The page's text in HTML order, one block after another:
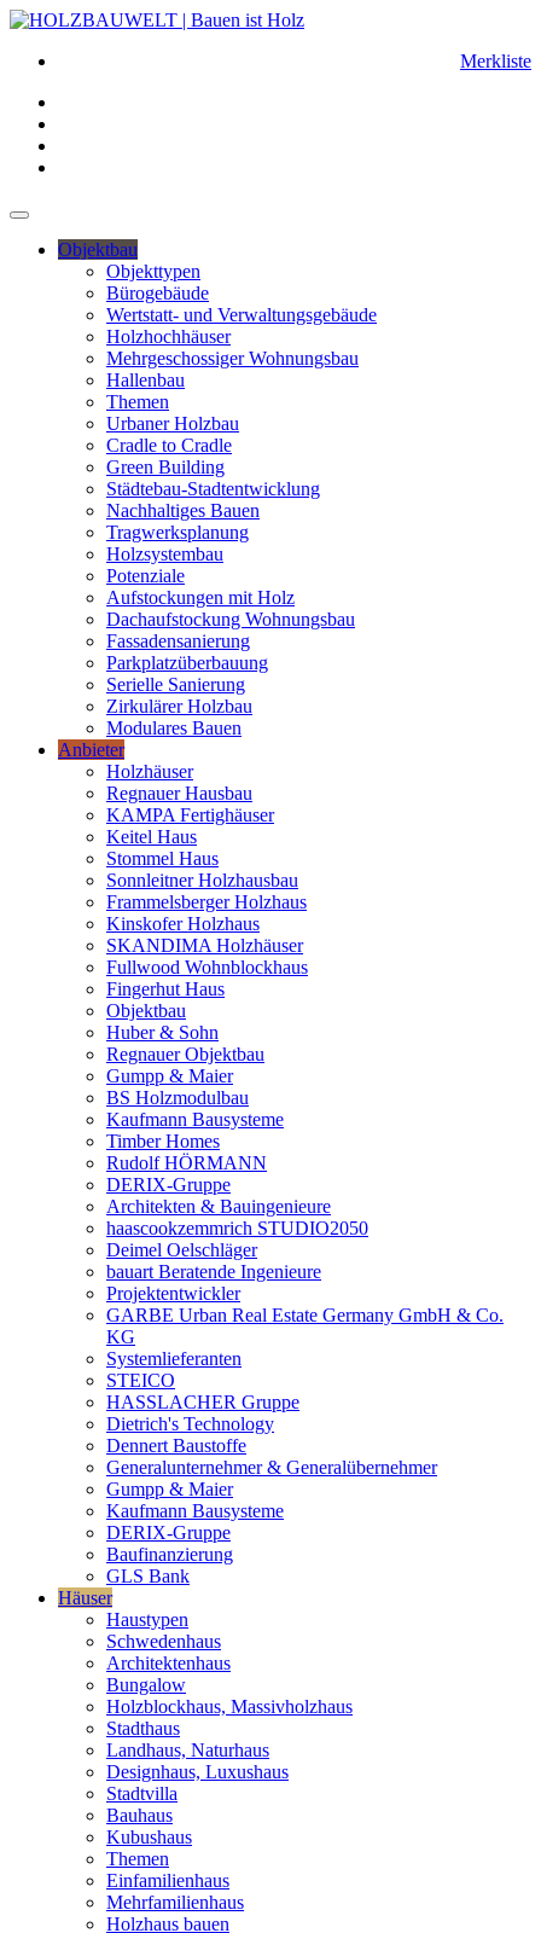
Merkliste
Objektbau
Objekttypen
Bürogebäude
Wertstatt- und Verwaltungsgebäude
Holzhochhäuser
Mehrgeschossiger Wohnungsbau
Hallenbau
Themen
Urbaner Holzbau
Cradle to Cradle
Green Building
Städtebau-Stadtentwicklung
Nachhaltiges Bauen
Tragwerksplanung
Holzsystembau
Potenziale
Aufstockungen mit Holz
Dachaufstockung Wohnungsbau
Fassadensanierung
Parkplatzüberbauung
Serielle Sanierung
Zirkulärer Holzbau
Modulares Bauen
Anbieter
Holzhäuser
Regnauer Hausbau
KAMPA Fertighäuser
Keitel Haus
Stommel Haus
Sonnleitner Holzhausbau
Frammelsberger Holzhaus
Kinskofer Holzhaus
SKANDIMA Holzhäuser
Fullwood Wohnblockhaus
Fingerhut Haus
Objektbau
Huber & Sohn
Regnauer Objektbau
Gumpp & Maier
BS Holzmodulbau
Kaufmann Bausysteme
Timber Homes
Rudolf HÖRMANN
DERIX-Gruppe
Architekten & Bauingenieure
haascookzemmrich STUDIO2050
Deimel Oelschläger
bauart Beratende Ingenieure
Projektentwickler
GARBE Urban Real Estate Germany GmbH & Co.
KG
Systemlieferanten
STEICO
HASSLACHER Gruppe
Dietrich's Technology
Dennert Baustoffe
Generalunternehmer & Generalübernehmer
Gumpp & Maier
Kaufmann Bausysteme
DERIX-Gruppe
Baufinanzierung
GLS Bank
Häuser
Haustypen
Schwedenhaus
Architektenhaus
Bungalow
Holzblockhaus, Massivholzhaus
Stadthaus
Landhaus, Naturhaus
Designhaus, Luxushaus
Stadtvilla
Bauhaus
Kubushaus
Themen
Einfamilienhaus
Mehrfamilienhaus
Holzhaus bauen